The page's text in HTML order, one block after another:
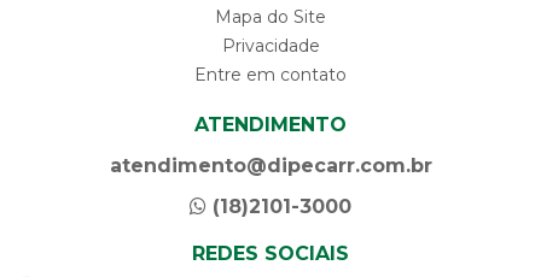
Mapa do Site
Privacidade
Entre em contato
ATENDIMENTO
atendimento@dipecarr.com.br
(18)2101-3000
REDES SOCIAIS